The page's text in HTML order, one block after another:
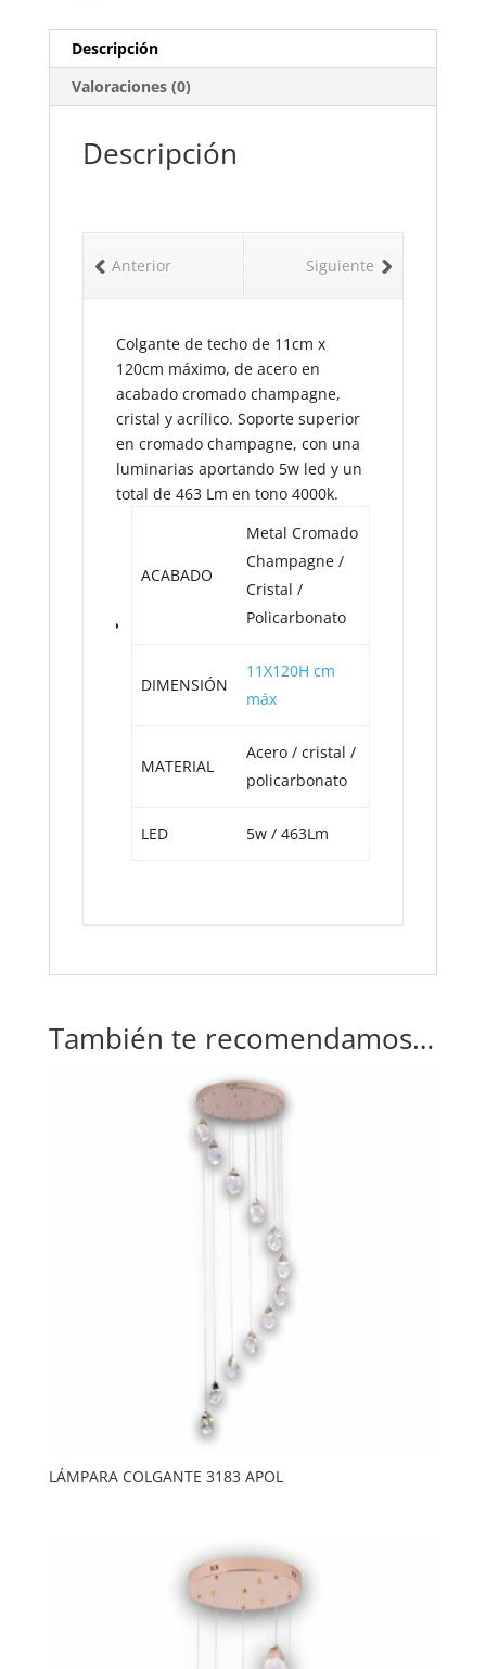
Descripción
Valoraciones (0)
Descripción
Siguiente
Anterior
Colgante de techo de 11cm x
120cm máximo, de acero en
acabado cromado champagne,
cristal y acrílico. Soporte superior
en cromado champagne, con una
luminarias aportando 5w led y un
total de 463 Lm en tono 4000k.
ACABADO
Metal Cromado
Champagne /
Cristal /
Policarbonato
DIMENSIÓN
11X120H cm
máx
MATERIAL
Acero / cristal /
policarbonato
LED 5w / 463Lm
También te recomendamos…
LÁMPARA COLGANTE 3183 APOL